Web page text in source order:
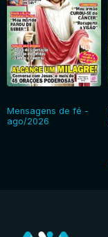
Mensagens de fé -
ago/2026